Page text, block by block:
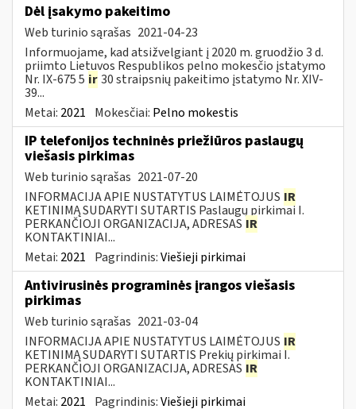
Dėl įsakymo pakeitimo
Web turinio sąrašas 2021-04-23
Informuojame, kad atsižvelgiant į 2020 m. gruodžio 3 d.
priimto Lietuvos Respublikos pelno mokesčio įstatymo
Nr. IX-675 5 ir30 straipsnių pakeitimo įstatymo Nr. XIV-
39...
Metai: 2021 Mokesčiai: Pelno mokestis
IP telefonijos techninės priežiūros paslaugų
viešasis pirkimas
Web turinio sąrašas 2021-07-20
INFORMACIJA APIE NUSTATYTUS LAIMĖTOJUS IR
KETINIMĄ SUDARYTI SUTARTIS Paslaugų pirkimai I.
PERKANČIOJI ORGANIZACIJA, ADRESAS IR
KONTAKTINIAI...
Metai: 2021 Pagrindinis:Viešieji pirkimai
Antivirusinės programinės įrangos viešasis
pirkimas
Web turinio sąrašas 2021-03-04
INFORMACIJA APIE NUSTATYTUS LAIMĖTOJUS IR
KETINIMĄ SUDARYTI SUTARTIS Prekių pirkimai I.
PERKANČIOJI ORGANIZACIJA, ADRESAS IR
KONTAKTINIAI...
Metai: 2021 Pagrindinis:Viešieji pirkimai